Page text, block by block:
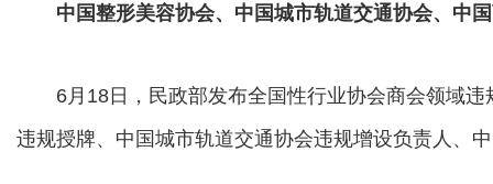
中国整形美容协会、中国城市轨道交通协会、中
6月18日，民政部发布全国性行业协会商会领域违
违规授牌、中国城市轨道交通协会违规增设负责人、